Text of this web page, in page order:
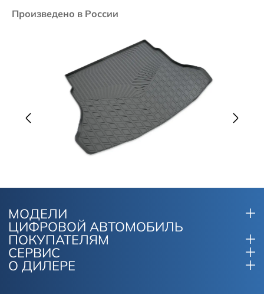
Произведено в России
МОДЕЛИ
ЦИФРОВОЙ АВТОМОБИЛЬ
ПОКУПАТЕЛЯМ
СЕРВИС
О ДИЛЕРЕ